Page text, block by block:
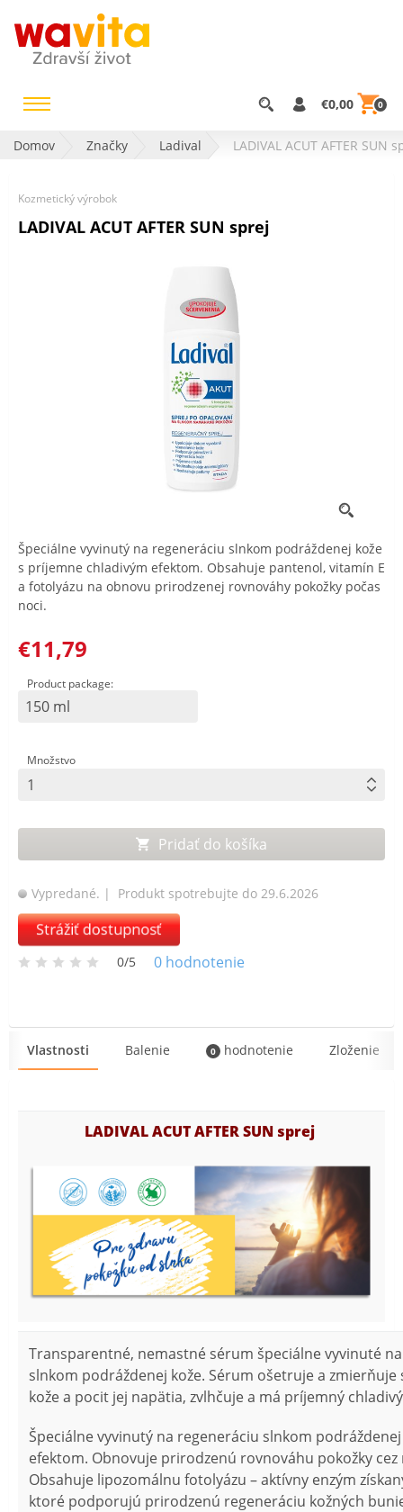
€0,00 0
Domov Značky Ladival LADIVAL ACUT AFTER SUN
Kozmetický výrobok
LADIVAL ACUT AFTER SUN sprej
Špeciálne vyvinutý na regeneráciu slnkom podráždenej kože
s príjemne chladivým efektom. Obsahuje pantenol, vitamín E
a fotolyázu na obnovu prirodzenej rovnováhy pokožky počas
noci.
€11,79
Product package:
150 ml
Množstvo
Pridať do košíka
Vypredané. | Produkt spotrebujte do 29.6.2026
Strážiť dostupnosť
0/5 0 hodnotenie
Vlastnosti Balenie 0 hodnotenie Zloženie
LADIVAL ACUT AFTER SUN sprej
Transparentné, nemastné sérum špeciálne vyvinuté
slnkom podráždenej kože. Sérum ošetruje a
kože a pocit jej napätia, zvlhčuje a má príjemný
Špeciálne vyvinutý na regeneráciu slnkom
efektom. Obnovuje prirodzenú rovnováhu pokožky
Obsahuje lipozomálnu fotolyázu – aktívny enzým
ktoré podporujú prirodzenú regeneráciu kožných